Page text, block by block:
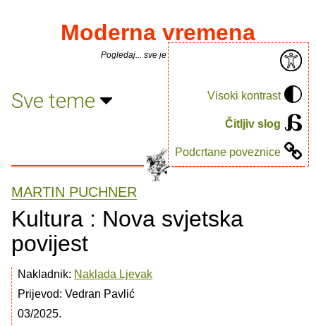
Visoki kontrast
Čitljiv slog
Podcrtane poveznice
Moderna vremena
Pogledaj... sve je puno knjiga.
Sve teme
MARTIN PUCHNER
Kultura : Nova svjetska
povijest
Nakladnik: Naklada Ljevak
Prijevod: Vedran Pavlić
03/2025.